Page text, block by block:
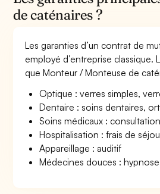
de caténaires ?
Les garanties d’un contrat de
employé d’entreprise
que Monteur / Monteuse de
Optique : verres simples,
Dentaire : soins dentaires,
Soins médicaux :
Hospitalisation : frais de
Appareillage : auditif
Médecines douces :